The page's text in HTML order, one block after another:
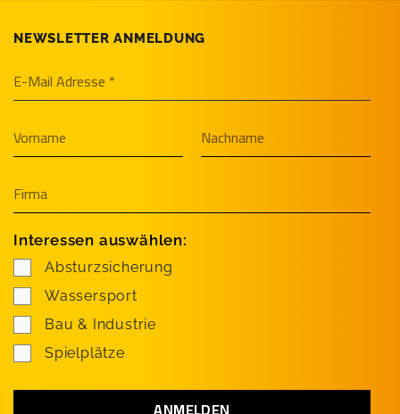
NEWSLETTER ANMELDUNG
Interessen auswählen:
Absturzsicherung
Wassersport
Bau & Industrie
Spielplätze